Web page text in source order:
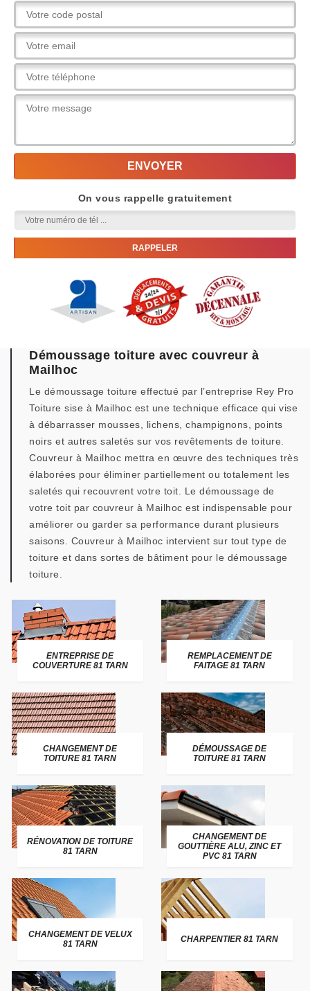
On vous rappelle gratuitement
Démoussage toiture avec couvreur à
Mailhoc
Le démoussage toiture effectué par l’entreprise Rey Pro
Toiture sise à Mailhoc est une technique efficace qui vise
à débarrasser mousses, lichens, champignons, points
noirs et autres saletés sur vos revêtements de toiture.
Couvreur à Mailhoc mettra en œuvre des techniques très
élaborées pour éliminer partiellement ou totalement les
saletés qui recouvrent votre toit. Le démoussage de
votre toit par couvreur à Mailhoc est indispensable pour
améliorer ou garder sa performance durant plusieurs
saisons. Couvreur à Mailhoc intervient sur tout type de
toiture et dans sortes de bâtiment pour le démoussage
toiture.
ENTREPRISE DE
COUVERTURE 81 TARN
REMPLACEMENT DE
FAITAGE 81 TARN
CHANGEMENT DE
TOITURE 81 TARN
DÉMOUSSAGE DE
TOITURE 81 TARN
RÉNOVATION DE TOITURE
81 TARN
CHANGEMENT DE
GOUTTIÈRE ALU, ZINC ET
PVC 81 TARN
CHANGEMENT DE VELUX
81 TARN
CHARPENTIER 81 TARN